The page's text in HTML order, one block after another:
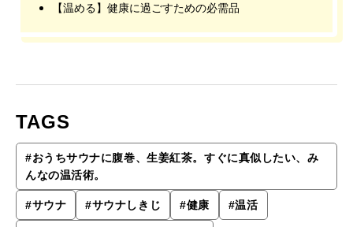
【温める】健康に過ごすための必需品
TAGS
#おうちサウナに腹巻、生姜紅茶。すぐに真似したい、み
んなの温活術。
#サウナ #サウナしきじ #健康 #温活